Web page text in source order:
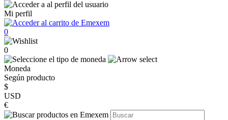
Mi perfil
0
0
Moneda
Según producto
$
USD
€